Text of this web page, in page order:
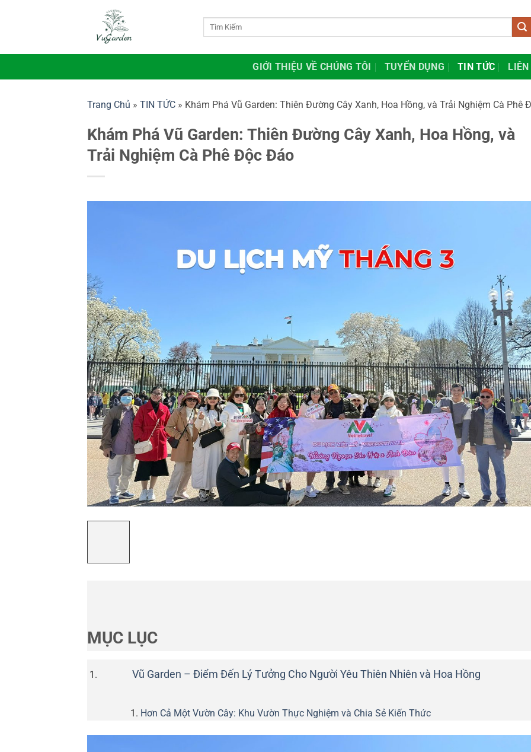
dung
GIỚI THIỆU VỀ CHÚNG TÔI TUYỂN DỤNG TIN TỨC LIÊN
Trang Chủ » TIN TỨC » Khám Phá Vũ Garden: Thiên Đường Cây Xanh, Hoa Hồng, và Trải Nghiệm Cà Phê
Khám Phá Vũ Garden: Thiên Đường Cây Xanh, Hoa Hồng, và
Trải Nghiệm Cà Phê Độc Đáo
MỤC LỤC
Vũ Garden – Điểm Đến Lý Tưởng Cho Người Yêu Thiên Nhiên và Hoa Hồng
Hơn Cả Một Vườn Cây: Khu Vườn Thực Nghiệm và Chia Sẻ Kiến Thức